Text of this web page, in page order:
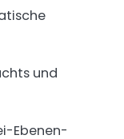
und
Ebenen-